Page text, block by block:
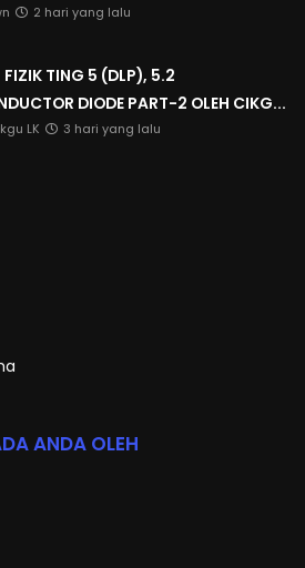
2 hari yang lalu
TING 5 (DLP), 5.2
DIODE PART-2 OLEH CIKG...
LK 3 hari yang lalu
ANDA OLEH